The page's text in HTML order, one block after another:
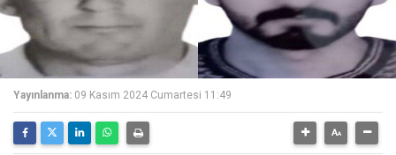
Yayınlanma: 09 Kasım 2024 Cumartesi 11:49